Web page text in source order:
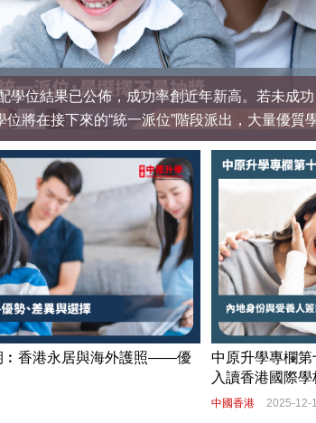
0368
中原工商舖
以當地政府最新公佈為準。若因錯漏而引致任何不便或損失，中原集團及其
Immigration Consultants (HK) Limited 版權所有 |私隱政策聲明
學位結果已公佈，成功率創近年新高。若未成
將在接下來的“統一派位”階段派出，大量優質
︰香港永居與海外護照——優
中原升學專欄
入讀香港國際
中國香港 2025-12-